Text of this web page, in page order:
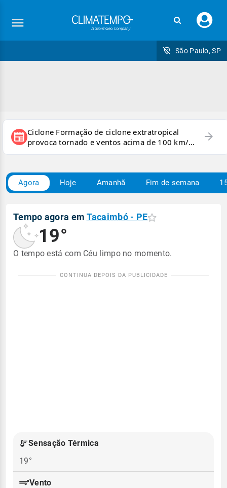
seu
São Paulo, SP
newspaper Ciclone Formação de ciclone extratropical
provoca tornado e ventos acima de 100 km/h
no RS
arrow_forward
Agora Hoje Amanhã Fim de semana
Tempo agora em Tacaimbó - PE
19°
O tempo está com Céu limpo no momento.
Sensação Térmica
19°
Vento